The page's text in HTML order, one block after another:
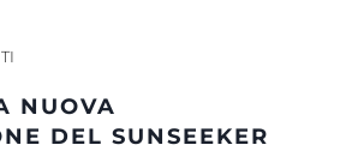
HERITAGE
NUOVA
DEL SUNSEEKER